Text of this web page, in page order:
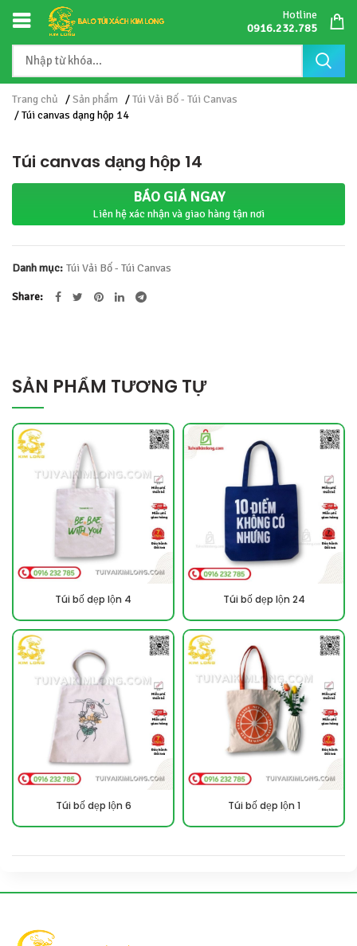
Hotline
0916.232.785
Trang chủ /Sản phẩm /Túi Vải Bố - Túi Canvas
/ Túi canvas dạng hộp 14
Túi canvas dạng hộp 14
BÁO GIÁ NGAY
Liên hệ xác nhận và giao hàng tận nơi
Danh mục: Túi Vải Bố - Túi Canvas
Share
SẢN PHẨM TƯƠNG TỰ
Túi bố dẹp lộn 4 Túi bố dẹp lộn 24
Túi bố dẹp lộn 6 Túi bố dẹp lộn 1